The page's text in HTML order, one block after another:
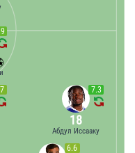
6.6
7.3
18
Абдул Иссааку